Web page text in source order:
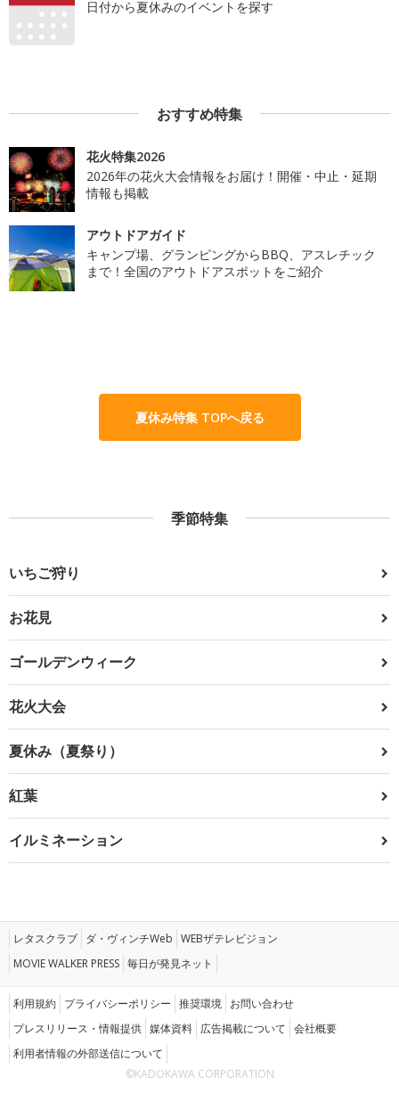
日付から夏休みのイベントを探す
おすすめ特集
花火特集2026
2026年の花火大会情報をお届け！開催・中止・延期
情報も掲載
アウトドアガイド
キャンプ場、グランピングからBBQ、アスレチック
まで！全国のアウトドアスポットをご紹介
夏休み特集 TOPへ戻る
季節特集
いちご狩り
お花見
ゴールデンウィーク
花火大会
夏休み（夏祭り）
紅葉
イルミネーション
レタスクラブ ダ・ヴィンチWeb WEBザテレビジョン
MOVIE WALKER PRESS 毎日が発見ネット
利用規約 プライバシーポリシー 推奨環境 お問い合わせ
プレスリリース・情報提供 媒体資料 広告掲載について 会社概要
利用者情報の外部送信について
©KADOKAWA CORPORATION